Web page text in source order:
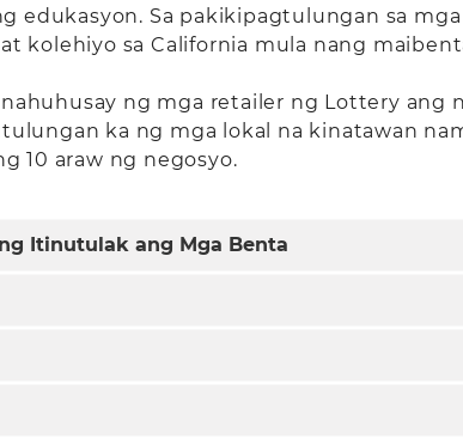
edukasyon. Sa pakikipagtulungan sa
kolehiyo sa California mula nang
ng mga retailer ng Lottery ang
ka ng mga lokal na kinatawan
10 araw ng negosyo.
Itinutulak ang Mga Benta